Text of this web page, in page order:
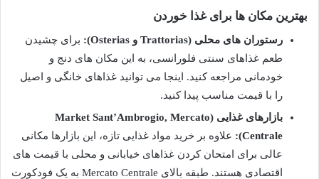
بهترین مکان ها برای غذا خوردن
رستوران های محلی (Trattorias و Osterias):
برای چشیدن
طعم غذاهای سنتی فلورانسی، به این مکان های دنج و
خودمانی مراجعه کنید. اینجا می توانید غذاهای خانگی و اصیل
را با قیمت مناسب پیدا کنید.
بازارهای غذایی (Market Sant’Ambrogio, Mercato
Centrale):
علاوه بر خرید مواد غذایی تازه، این بازارها مکانی
عالی برای امتحان کردن غذاهای خیابانی و محلی با قیمت های
اقتصادی هستند. طبقه بالای Mercato Centrale به یک فودکورت